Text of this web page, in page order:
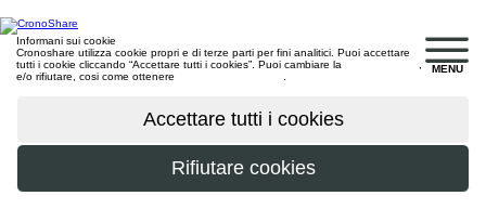
MENU
Informani sui cookie
Cronoshare utilizza cookie propri e di terze parti per fini analitici. Puoi accettare
tutti i cookie cliccando “Accettare tutti i cookies”. Puoi cambiare la
e/o rifiutare, cosi come ottenere